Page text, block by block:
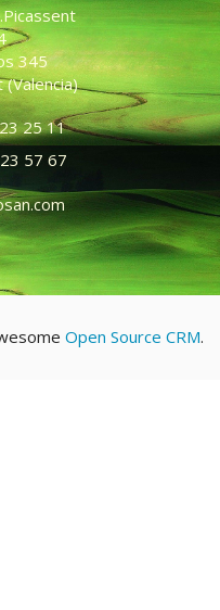
345
25 11
57 67
Open Source CRM.